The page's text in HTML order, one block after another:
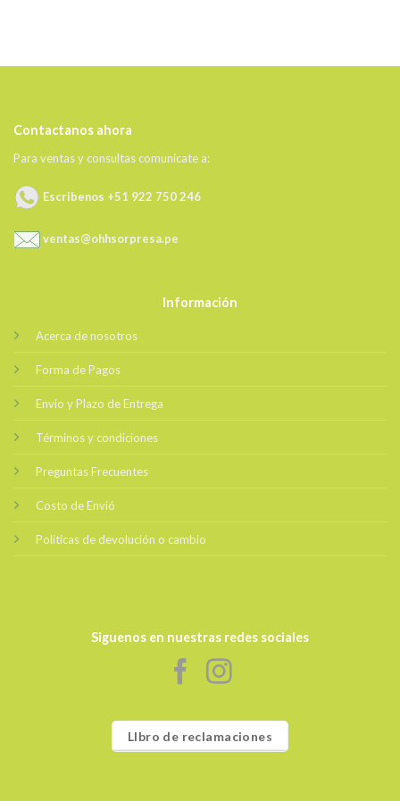
Contactanos ahora
Para ventas y consultas comunícate a:
Escribenos +51 922 750 246
ventas@ohhsorpresa.pe
Información
Acerca de nosotros
Forma de Pagos
Envio y Plazo de Entrega
Términos y condiciones
Preguntas Frecuentes
Costo de Envió
Políticas de devolución o cambio
Siguenos en nuestras redes sociales
LIbro de reclamaciones